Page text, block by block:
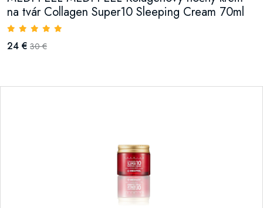
na tvár Collagen Super10 Sleeping Cream 70ml
24 € 30 €